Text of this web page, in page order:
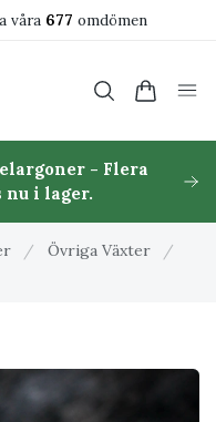
våra 677 omdömen
- Flera
i lager.
/ Övriga Växter
/